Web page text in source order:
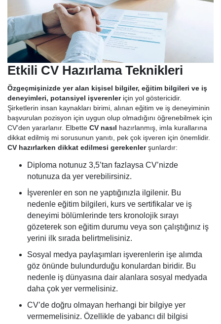
Etkili CV Hazırlama Teknikleri
Özgeçmişinizde yer alan kişisel bilgiler, eğitim bilgileri ve iş
deneyimleri, potansiyel işverenleriçin yol göstericidir.
Şirketlerin insan kaynakları birimi, alınan eğitim ve iş deneyiminin
başvurulan pozisyon için uygun olup olmadığını öğrenebilmek için
CV’den yararlanır. Elbette CV nasıl hazırlanmış, imla kurallarına
dikkat edilmiş mi sorusunun yanıtı, pek çok işveren için önemlidir.
CV hazırlarken dikkat edilmesi gerekenlerşunlardır:
Diploma notunuz 3,5’tan fazlaysa CV’nizde
notunuza da yer verebilirsiniz.
İşverenler en son ne yaptığınızla ilgilenir. Bu
nedenle eğitim bilgileri, kurs ve sertifikalar ve iş
deneyimi bölümlerinde ters kronolojik sırayı
gözeterek son eğitim durumu veya son çalıştığınız iş
yerini ilk sırada belirtmelisiniz.
Sosyal medya paylaşımları işverenlerin işe alımda
göz önünde bulundurduğu konulardan biridir. Bu
nedenle iş dünyasına dair alanlara sosyal medyada
daha çok yer vermelisiniz.
CV’de doğru olmayan herhangi bir bilgiye yer
vermemelisiniz. Özellikle de yabancı dil bilgisi